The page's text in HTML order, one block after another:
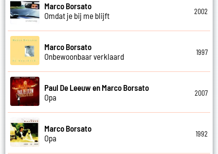
Marco Borsato
Omdat je bij me blijft
2002
Marco Borsato
Onbewoonbaar verklaard
1997
Paul De Leeuw en Marco Borsato
Opa
2007
Marco Borsato
Opa
1992